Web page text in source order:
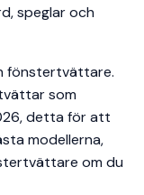
speglar och
fönstertvättare.
som
detta för att
modellerna,
om du